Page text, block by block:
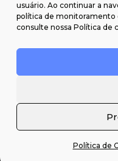
usuário. Ao continuar a
política de monitoramento
consulte nossa Política de
Política de
Suporte
Email: